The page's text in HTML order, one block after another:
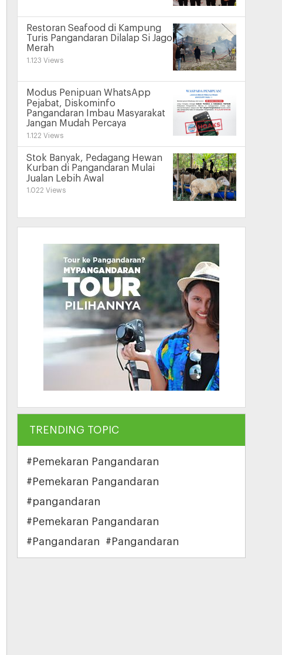
Restoran Seafood di Kampung
Turis Pangandaran Dilalap Si Jago
Merah
1.123 Views
Modus Penipuan WhatsApp
Pejabat, Diskominfo
Pangandaran Imbau Masyarakat
Jangan Mudah Percaya
1.122 Views
Stok Banyak, Pedagang Hewan
Kurban di Pangandaran Mulai
Jualan Lebih Awal
1.022 Views
TRENDING TOPIC
#Pemekaran Pangandaran
#Pemekaran Pangandaran
#pangandaran
#Pemekaran Pangandaran
#Pangandaran
#Pangandaran